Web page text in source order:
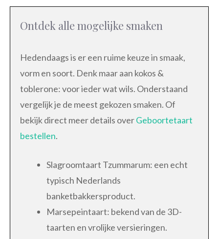
Ontdek alle mogelijke smaken
Hedendaags is er een ruime keuze in smaak,
vorm en soort. Denk maar aan kokos &
toblerone: voor ieder wat wils. Onderstaand
vergelijk je de meest gekozen smaken. Of
bekijk direct meer details overGeboortetaart
bestellen.
Slagroomtaart Tzummarum: een echt
typisch Nederlands
banketbakkersproduct.
Marsepeintaart: bekend van de 3D-
taarten en vrolijke versieringen.